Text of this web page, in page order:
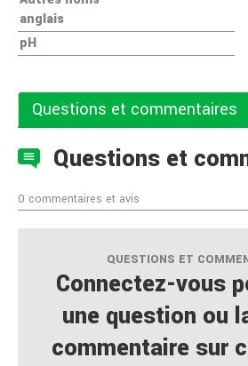
anglais
pH
Questions et commentaires
Questions et
0 commentaires et avis
QUESTIONS ET
Connectez-vous
une question ou
commentaire sur